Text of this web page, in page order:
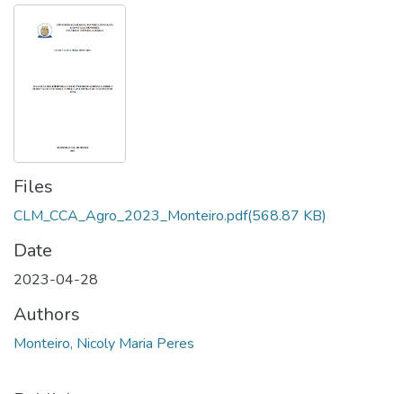
Files
CLM_CCA_Agro_2023_Monteiro.pdf(568.87 KB)
Date
2023-04-28
Authors
Monteiro, Nicoly Maria Peres